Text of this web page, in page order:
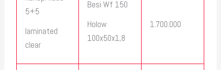
5+5
laminated
clear
Besi Wf 150
Holow
100x50x1,8
1.700.000